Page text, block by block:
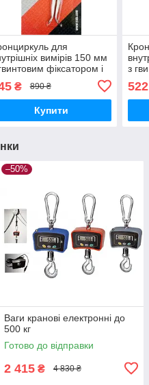
для
вимірів 150 мм
фіксатором і
₴ 890 ₴
Купити
з
–50%
Ваги кранові електронні до
500 кг
Готово до відправки
2 415 ₴ 4 830 ₴